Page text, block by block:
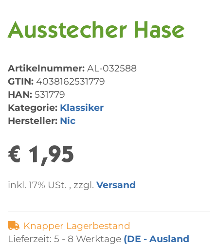
Ausstecher Hase
Artikelnummer: AL-032588
GTIN: 4038162531779
HAN: 531779
Kategorie: Klassiker
Hersteller: Nic
€ 1,95
inkl. 17% USt. , zzgl. Versand
Knapper Lagerbestand
Lieferzeit: 5 - 8 Werktage (DE - Ausland